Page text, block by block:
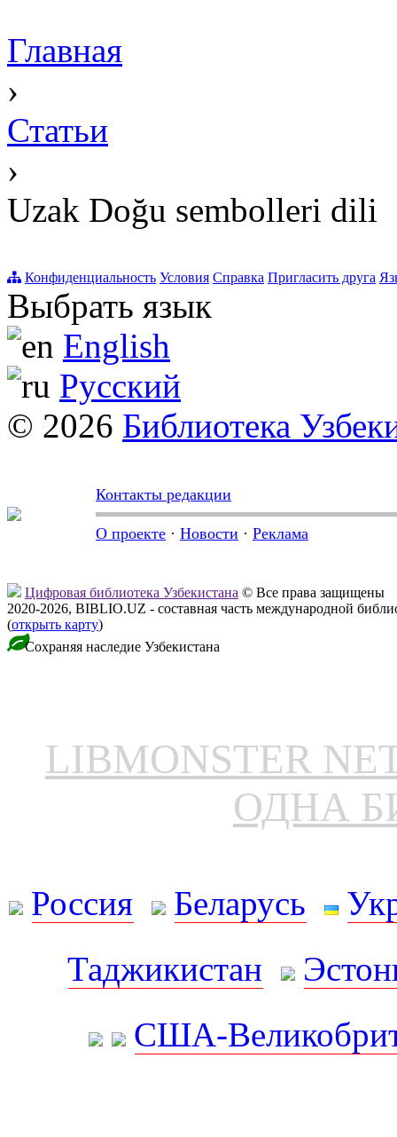
Главная
›
Статьи
›
Uzak Doğu sembolleri dili
Конфиденциальность Условия Справка Пригласить друга
Выбрать язык
English
Русский
© 2026 Библиотека
Контакты редакции
О проекте · Новости · Реклама
Цифровая библиотека Узбекистана © Все права защищены
2020-2026, BIBLIO.UZ - составная часть международной
(открыть карту)
Сохраняя наследие Узбекистана
LIBMONSTER
ОДНА
Россия Беларусь
Таджикистан
США-